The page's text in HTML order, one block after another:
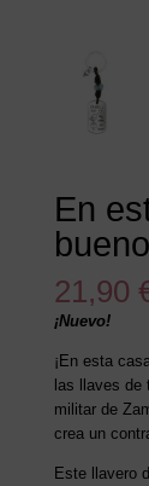
En
bueno
21,90
¡Nuevo!
¡En esta
las llaves de
militar de
crea un
Este llavero